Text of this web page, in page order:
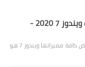
تحميل وتثبيت اجمل واخف ويندوز 7 2020 -
تحميل وتثبيت اجمل واخف ويندوز 7 2020 - واستعراض كافة مميزاتها ويندوز 7 هو